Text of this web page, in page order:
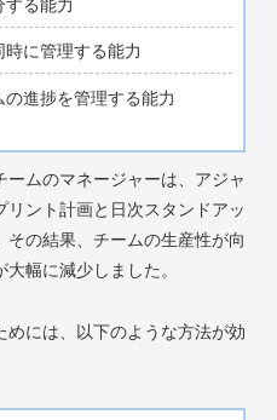
する能力
に管理する能力
進捗を管理する能力
ムのマネージャーは、アジャ
ント計画と日次スタンドアッ
の結果、チームの生産性が向
幅に減少しました。
には、以下のような方法が効